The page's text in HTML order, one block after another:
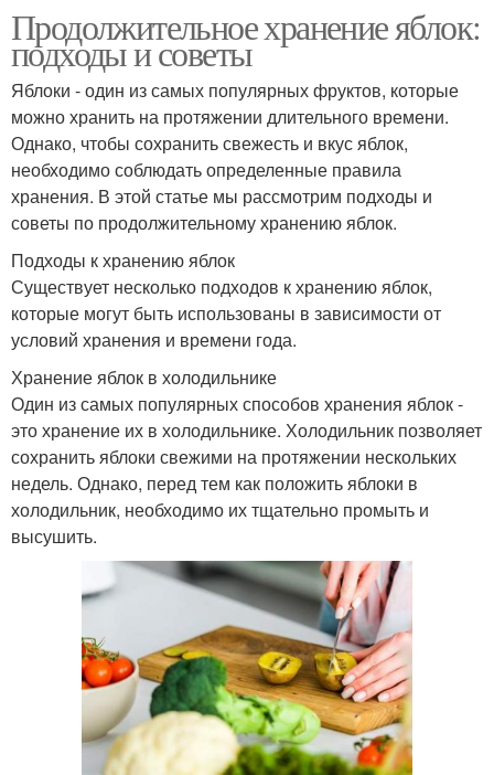
Продолжительное хранение яблок:
подходы и советы
Яблоки - один из самых популярных фруктов, которые
можно хранить на протяжении длительного времени.
Однако, чтобы сохранить свежесть и вкус яблок,
необходимо соблюдать определенные правила
хранения. В этой статье мы рассмотрим подходы и
советы по продолжительному хранению яблок.
Подходы к хранению яблок
Существует несколько подходов к хранению яблок,
которые могут быть использованы в зависимости от
условий хранения и времени года.
Хранение яблок в холодильнике
Один из самых популярных способов хранения яблок -
это хранение их в холодильнике. Холодильник позволяет
сохранить яблоки свежими на протяжении нескольких
недель. Однако, перед тем как положить яблоки в
холодильник, необходимо их тщательно промыть и
высушить.